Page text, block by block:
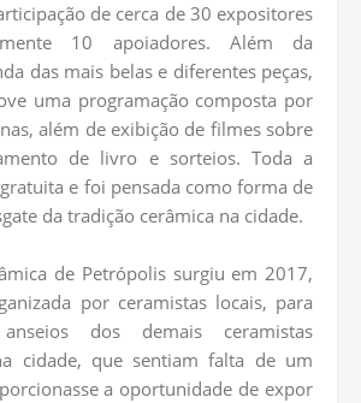
de cerca de 30 expositores
10 apoiadores. Além da
das mais belas e diferentes peças,
uma programação composta por
além de exibição de filmes sobre
de livro e sorteios. Toda a
e foi pensada como forma de
da tradição cerâmica na cidade.
de Petrópolis surgiu em 2017,
por ceramistas locais, para
dos demais ceramistas
cidade, que sentiam falta de um
a oportunidade de expor